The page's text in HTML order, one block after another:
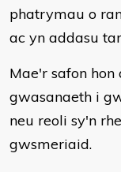
phatrymau o
ac yn addasu
Mae'r safon
gwasanaeth i
neu reoli sy'n
gwsmeriaid.